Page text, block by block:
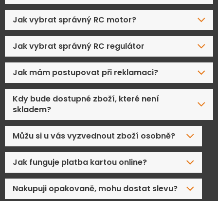
Jak vybrat správný RC motor?
Jak vybrat správný RC regulátor
Jak mám postupovat při reklamaci?
Kdy bude dostupné zboží, které není
skladem?
Můžu si u vás vyzvednout zboží osobně?
Jak funguje platba kartou online?
Nakupuji opakovaně, mohu dostat slevu?